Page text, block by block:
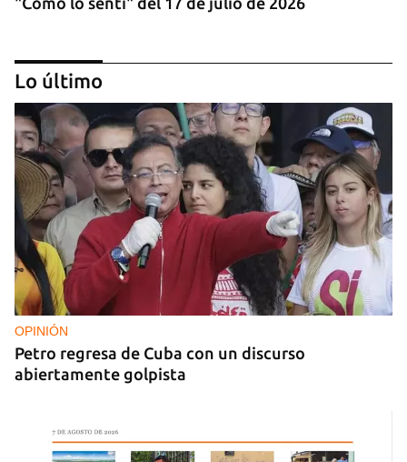
PODCAST
"Como lo sentí" del 10 de julio de 2026
Lo último
OPINIÓN
Petro regresa de Cuba con un discurso
abiertamente golpista